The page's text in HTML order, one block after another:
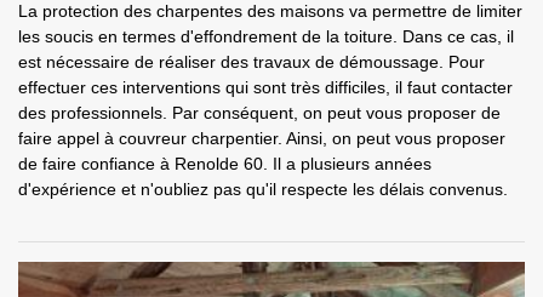
La protection des charpentes des maisons va permettre de limiter
les soucis en termes d'effondrement de la toiture. Dans ce cas, il
est nécessaire de réaliser des travaux de démoussage. Pour
effectuer ces interventions qui sont très difficiles, il faut contacter
des professionnels. Par conséquent, on peut vous proposer de
faire appel à couvreur charpentier. Ainsi, on peut vous proposer
de faire confiance à Renolde 60. Il a plusieurs années
d'expérience et n'oubliez pas qu'il respecte les délais convenus.